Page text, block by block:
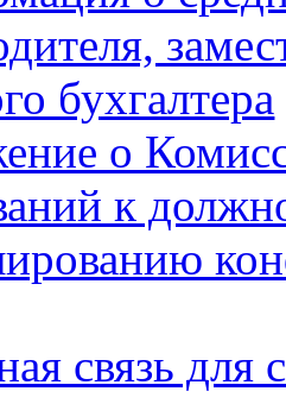
бухгалтера
о
к
связь